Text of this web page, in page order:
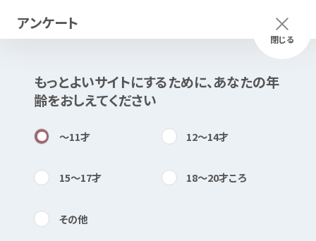
内検索
ふりがな つかいかた メニュー
閉じる
アンケート
もっとよいサイトにするために、あなたの年
齢をおしえてください
〜11才 12〜14才
15〜17才 18〜20才ころ
その他
このページは公開情報をもとに
Mexで作成